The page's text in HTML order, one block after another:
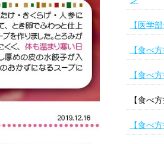
【医学
【食べ
【食べ
【食べ
【食べ